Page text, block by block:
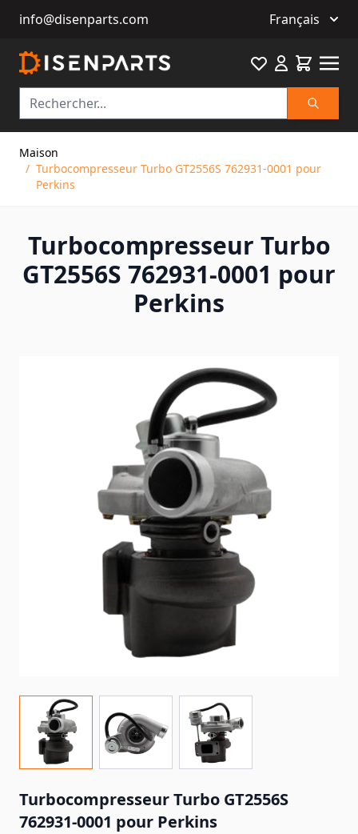
info@disenparts.com Français
FavouriteCart
Maison
/ Turbocompresseur Turbo GT2556S 762931-0001 pour
Perkins
Turbocompresseur Turbo
GT2556S 762931-0001 pour
Perkins
Turbocompresseur Turbo GT2556S
762931-0001 pour Perkins